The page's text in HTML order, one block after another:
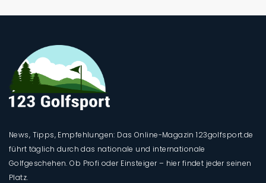
News, Tipps, Empfehlungen: Das Online-Magazin 123golfsport.de
führt täglich durch das nationale und internationale
Golfgeschehen. Ob Profi oder Einsteiger – hier findet jeder seinen
Platz.